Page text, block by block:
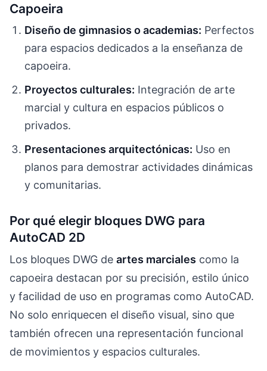
Capoeira
Diseño de gimnasios o academias: Perfectos
para espacios dedicados a la enseñanza de
capoeira.
Proyectos culturales: Integración de arte
marcial y cultura en espacios públicos o
privados.
Presentaciones arquitectónicas: Uso en
planos para demostrar actividades dinámicas
y comunitarias.
Por qué elegir bloques DWG para
AutoCAD 2D
Los bloques DWG de artes marciales como la
capoeira destacan por su precisión, estilo único
y facilidad de uso en programas como AutoCAD.
No solo enriquecen el diseño visual, sino que
también ofrecen una representación funcional
de movimientos y espacios culturales.